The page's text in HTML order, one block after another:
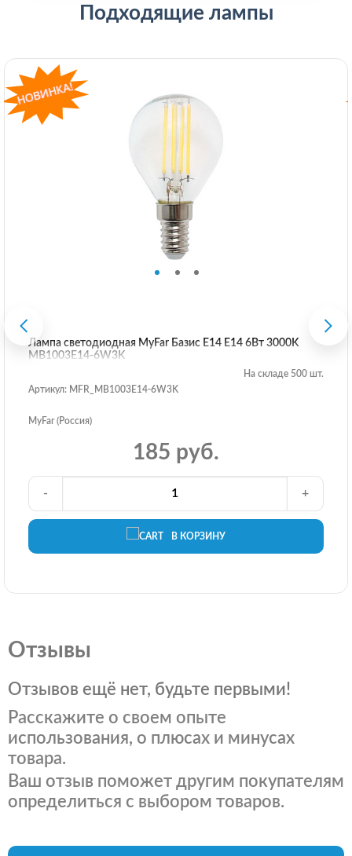
Подходящие лампы
Лампа светодиодная MyFar Базис E14 E14 6Вт 3000K
MB1003E14-6W3K
На складе 500 шт.
Артикул: MFR_MB1003E14-6W3K
MyFar (Россия)
185 руб.
В КОРЗИНУ
- +
Отзывы
Отзывов ещё нет, будьте первыми!
Расскажите о своем опыте
использования, о плюсах и минусах
товара.
Ваш отзыв поможет другим покупателям
определиться с выбором товаров.